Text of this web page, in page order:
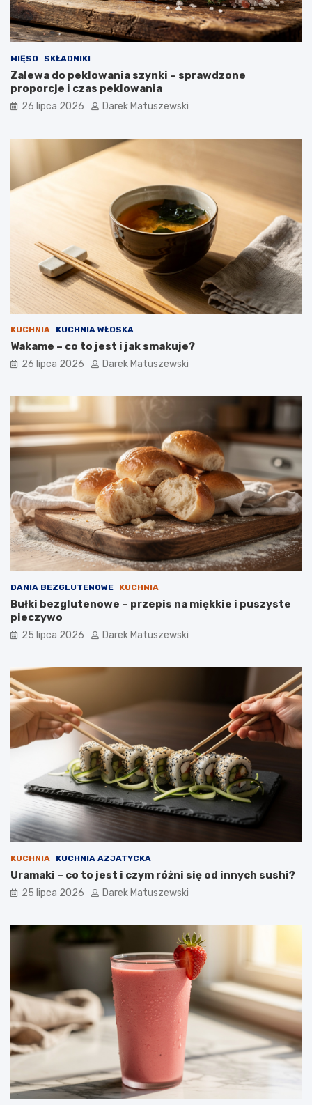
MIĘSO SKŁADNIKI
Zalewa do peklowania szynki – sprawdzone
proporcje i czas peklowania
26 lipca 2026 Darek Matuszewski
KUCHNIA KUCHNIA WŁOSKA
Wakame – co to jest i jak smakuje?
26 lipca 2026 Darek Matuszewski
DANIA BEZGLUTENOWE KUCHNIA
Bułki bezglutenowe – przepis na miękkie i puszyste
pieczywo
25 lipca 2026 Darek Matuszewski
KUCHNIA KUCHNIA AZJATYCKA
Uramaki – co to jest i czym różni się od innych sushi?
25 lipca 2026 Darek Matuszewski